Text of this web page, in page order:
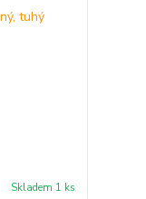
Skladem 1 ks